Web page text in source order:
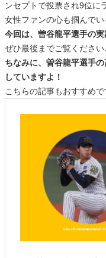
ンセプトで投票され9位に
女性ファンの心も掴んでい
今回は、曽谷龍平選手の
ぜひ最後までご覧ください
ちなみに、曽谷龍平選手
していますよ！
こちらの記事もおすすめで